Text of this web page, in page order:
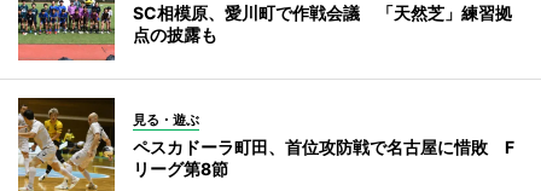
SC相模原、愛川町で作戦会議 「天然芝」練習拠
点の披露も
見る・遊ぶ
ペスカドーラ町田、首位攻防戦で名古屋に惜敗 F
リーグ第8節